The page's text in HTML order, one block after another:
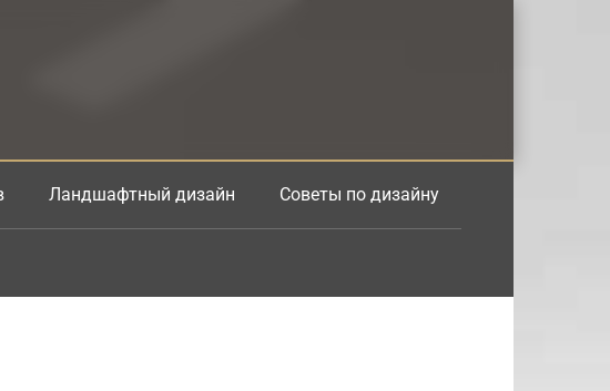
Ландшафтный дизайн Советы по дизайну